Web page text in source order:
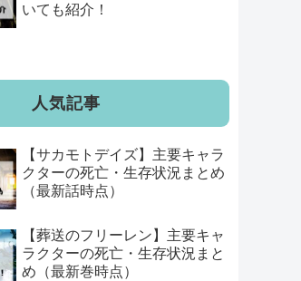
いても紹介！
人気記事
【サカモトデイズ】主要キャラ
クターの死亡・生存状況まとめ
（最新話時点）
【葬送のフリーレン】主要キャ
ラクターの死亡・生存状況まと
め（最新巻時点）